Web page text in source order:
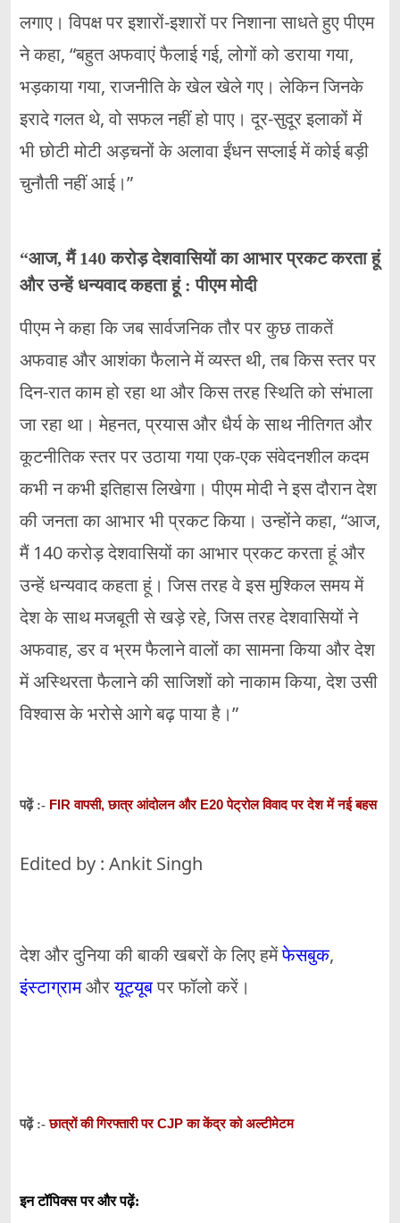
लगाए। विपक्ष पर इशारों-इशारों पर निशाना साधते हुए पीएम
ने कहा, “बहुत अफवाएं फैलाई गई, लोगों को डराया गया,
भड़काया गया, राजनीति के खेल खेले गए। लेकिन जिनके
इरादे गलत थे, वो सफल नहीं हो पाए। दूर-सुदूर इलाकों में
भी छोटी मोटी अड़चनों के अलावा ईंधन सप्लाई में कोई बड़ी
चुनौती नहीं आई।”
“आज, मैं 140 करोड़ देशवासियों का आभार प्रकट करता हूं
और उन्हें धन्यवाद कहता हूं : पीएम मोदी
पीएम ने कहा कि जब सार्वजनिक तौर पर कुछ ताकतें
अफवाह और आशंका फैलाने में व्यस्त थी, तब किस स्तर पर
दिन-रात काम हो रहा था और किस तरह स्थिति को संभाला
जा रहा था। मेहनत, प्रयास और धैर्य के साथ नीतिगत और
कूटनीतिक स्तर पर उठाया गया एक-एक संवेदनशील कदम
कभी न कभी इतिहास लिखेगा। पीएम मोदी ने इस दौरान देश
की जनता का आभार भी प्रकट किया। उन्होंने कहा, “आज,
मैं 140 करोड़ देशवासियों का आभार प्रकट करता हूं और
उन्हें धन्यवाद कहता हूं। जिस तरह वे इस मुश्किल समय में
देश के साथ मजबूती से खड़े रहे, जिस तरह देशवासियों ने
अफवाह, डर व भ्रम फैलाने वालों का सामना किया और देश
में अस्थिरता फैलाने की साजिशों को नाकाम किया, देश उसी
विश्वास के भरोसे आगे बढ़ पाया है।”
पढ़ें :- FIR वापसी, छात्र आंदोलन और E20 पेट्रोल विवाद पर देश में नई बहस
Edited by : Ankit Singh
देश और दुनिया की बाकी खबरों के लिए हमेंफेसबुक,
इंस्टाग्रामऔरयूट्यूबपर फॉलो करें।
पढ़ें :-छात्रों की गिरफ्तारी पर CJP का केंद्र को अल्टीमेटम
इन टॉपिक्स पर और पढ़ें: